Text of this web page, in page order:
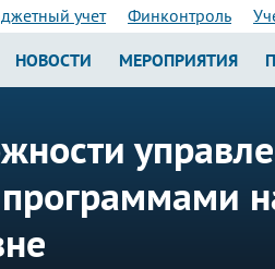
учет Финконтроль
НОВОСТИ МЕРОПРИЯТИЯ